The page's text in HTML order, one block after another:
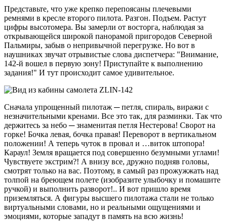
Представьте, что уже крепко перепоясаны плечевыми
ремнями в кресле второго пилота. Разгон. Подъем. Растут
цифры высотомера. Вы замерли от восторга, наблюдая за
открывающейся широкой панорамой пригородов Северной
Пальмиры, забыв о непривычной перегрузке. Но вот в
наушниках звучат отрывистые слова диспетчера: "Внимание,
142-й вошел в первую зону! Приступайте к выполнению
задания!" И тут происходит самое удивительное.
Сначала упрощенный пилотаж ─ петля, спираль, виражи с
незначительными кренами. Все это так, для разминки. Так что
держитесь за небо ─ знаменитая петля Нестерова! Сворот на
горке! Бочка левая, бочка правая! Переворот в вертикальном
положении! А теперь чуток в провал и …виток штопора!
Караул! Земля вращается под совершенно безумными углами!
Чувствуете экстрим?! А внизу все, дружно подняв головы,
смотрят только на вас. Поэтому, в самый раз прожужжать над
толпой на бреющем полете (изобразите улыбочку и помашите
ручкой) и выполнить разворот!.. И вот пришло время
приземляться. А фигуры высшего пилотажа стали не только
виртуальными словами, но и реальными ощущениями и
эмоциями, которые западут в память на всю жизнь!